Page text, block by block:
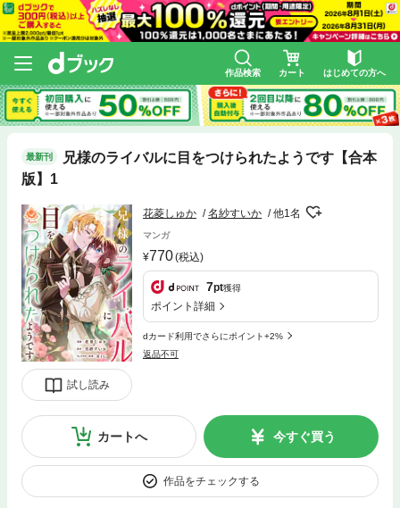
作品検索 カート はじめての方へ
最新刊
兄様のライバルに目をつけられたようです【合本
版】1
試し読み
花菱しゅか 名紗すいか 他1名
マンガ
770(税込)
7pt獲得
ポイント詳細
dカード利用でさらにポイント+2%
返品不可
カートへ 今すぐ買う
作品をチェックする